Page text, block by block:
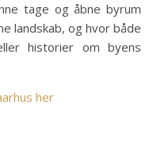
tage og åbne byrum
landskab, og hvor både
historier om byens
her